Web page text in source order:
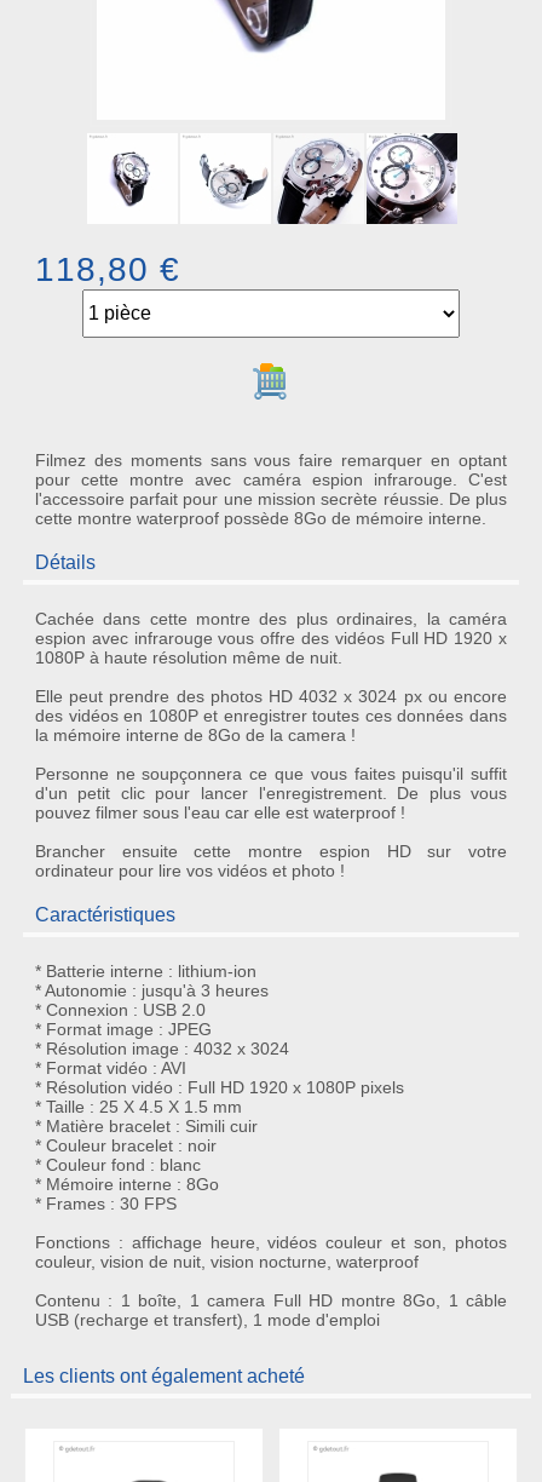
118,80 €
Ajouter au panier
Filmez des moments sans vous faire remarquer en optant
pour cette montre avec caméra espion infrarouge. C'est
l'accessoire parfait pour une mission secrète réussie. De plus
cette montre waterproof possède 8Go de mémoire interne.
Détails
Cachée dans cette montre des plus ordinaires, lacaméra
espion avec infrarouge vous offre des vidéos Full HD 1920 x
1080Pà haute résolution même de nuit.
Elle peut prendre des photos HD 4032 x 3024 pxou encore
des vidéos en 1080P et enregistrer toutes ces données dans
la mémoire interne de 8Gode la camera !
Personne ne soupçonnera ce que vous faites puisqu'il suffit
d'un petit clic pour lancer l'enregistrement. De plus vous
pouvez filmer sous l'eau car elle est waterproof!
Brancher ensuite cette montre espion HDsur votre
ordinateur pour lire vos vidéos et photo !
Caractéristiques
* Batterie interne : lithium-ion
* Autonomie : jusqu'à 3 heures
* Connexion : USB 2.0
* Format image : JPEG
* Résolution image : 4032 x 3024
* Format vidéo : AVI
* Résolution vidéo : Full HD 1920 x 1080P pixels
* Taille : 25 X 4.5 X 1.5 mm
* Matière bracelet : Simili cuir
* Couleur bracelet : noir
* Couleur fond : blanc
* Mémoire interne : 8Go
* Frames : 30 FPS
Fonctions : affichage heure, vidéos couleur et son, photos
couleur, vision de nuit, vision nocturne, waterproof
Contenu : 1 boîte, 1 camera Full HD montre 8Go, 1 câble
USB (recharge et transfert), 1 mode d'emploi
Les clients ont également acheté